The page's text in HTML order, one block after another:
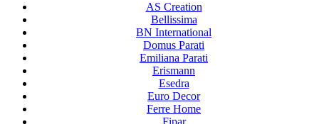
AS Creation
Bellissima
BN International
Domus Parati
Emiliana Parati
Erismann
Esedra
Euro Decor
Ferre Home